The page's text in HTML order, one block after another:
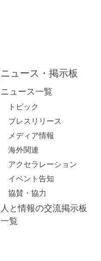
ニュース・掲示板
ニュース一覧
トピック
プレスリリース
メディア情報
海外関連
アクセラレーション
イベント告知
協賛・協力
人と情報の交流掲示板
一覧